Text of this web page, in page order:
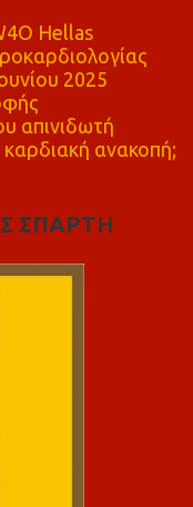
Hellas
2025
απινιδωτή
ανακοπή;
ΣΠΑΡΤΗ